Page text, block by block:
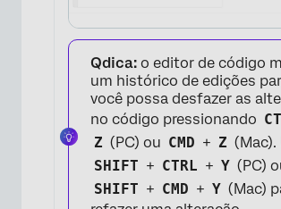
Qdica: o editor de código
um histórico de edições
você possa desfazer as
no código pressionando
Z (PC) ou CMD + Z (Mac).
SHIFT + CTRL + Y (PC)
SHIFT + CMD + Y (Mac)